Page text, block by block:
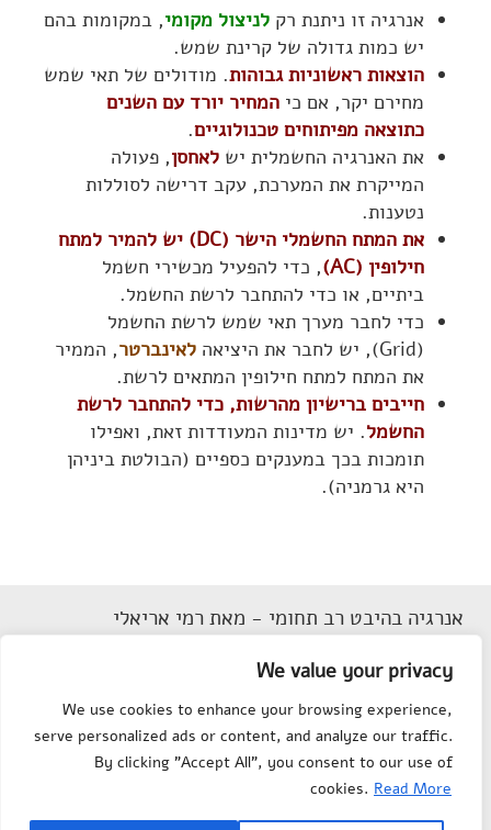
We value your privacy
We use cookies to enhance your browsing experience,
serve personalized ads or content, and analyze our traffic.
By clicking "Accept All", you consent to our use of
cookies. Read More
אנרגיה זו ניתנת רק לניצול מקומי, במקומות בהם
יש כמות גדולה של קרינת שמש.
הוצאות ראשוניות גבוהות. מודולים של תאי שמש
מחירם יקר, אם כי המחיר יורד עם השנים
כתוצאה מפיתוחים טכנולוגיים.
את האנרגיה החשמלית יש לאחסן, פעולה
המייקרת את המערכת, עקב דרישה לסוללות
נטענות.
את המתח החשמלי הישר (DC) יש להמיר למתח
חילופין (AC)
, כדי להפעיל מכשירי חשמל
ביתיים, או כדי להתחבר לרשת החשמל.
כדי לחבר מערך תאי שמש לרשת החשמל
(Grid), יש לחבר את היציאה
לאינברטר, הממיר
את המתח למתח חילופין המתאים לרשת.
חייבים ברישיון מהרשות, כדי להתחבר לרשת
החשמל. יש מדינות המעודדות זאת, ואפילו
תומכות בכך במענקים כספיים (הבולטת ביניהן
היא גרמניה).
אנרגיה בהיבט רב תחומי - מאת רמי אריאלי
הצהרת נגישות
מפת אתר
צור קשר